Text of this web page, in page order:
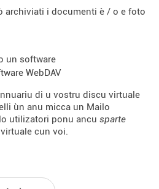
archiviati i documenti è / o e foto
un software
WebDAV
di u vostru discu virtuale
ùn anu micca un Mailo
utilizatori ponu ancu sparte
cun voi.